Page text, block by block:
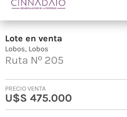
Lote en venta
Lobos Lobos
Ruta Nº 205
PRECIO VENTA
U$S 475.000